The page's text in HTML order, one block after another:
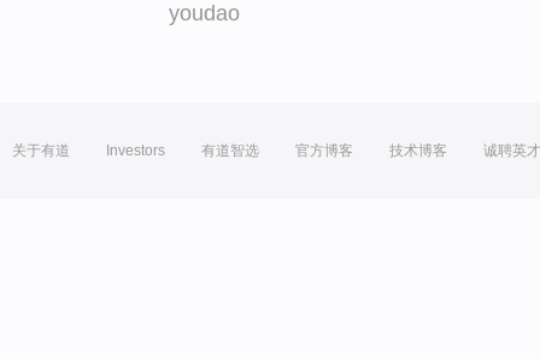
youdao
关于有道 Investors 有道智选 官方博客 技术博客 诚聘英才